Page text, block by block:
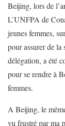
Beijing, lors de
L’UNFPA de
jeunes femmes,
pour assurer de
délégation, a été
pour se rendre à
femmes.
A Beijing, le
vu frustré par ma